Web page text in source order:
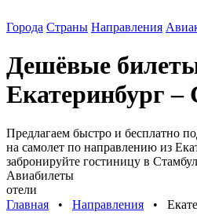
Города Страны Направления
Дешёвые
Екатеринбург –
Предлагаем быстро и бесплатно
на самолет по направлению из
забронируйте гостиницу в
Авиабилеты
отели
Главная ⠀•⠀ Направления ⠀•⠀